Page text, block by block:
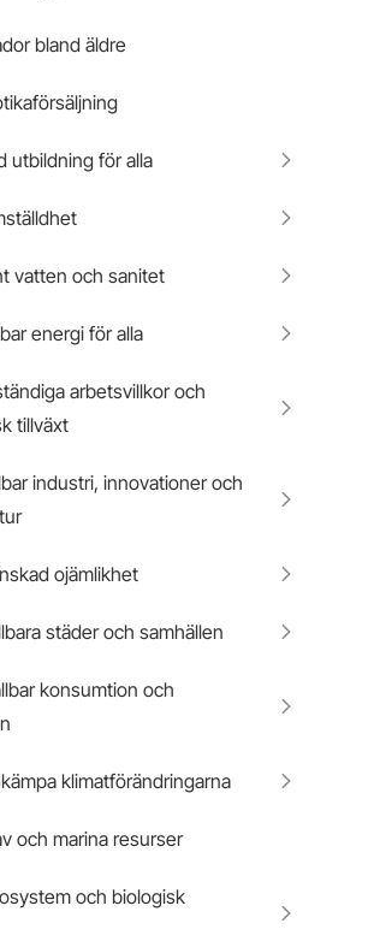
bland äldre
utbildning för alla
vatten och sanitet
energi för alla
arbetsvillkor och
tillväxt
industri, innovationer och
ojämlikhet
städer och samhällen
konsumtion och
klimatförändringarna
och marina resurser
och biologisk